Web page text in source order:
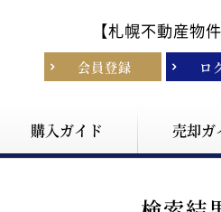
【札幌不動産物
会員登録 ロ
購入ガイド 売却ガ